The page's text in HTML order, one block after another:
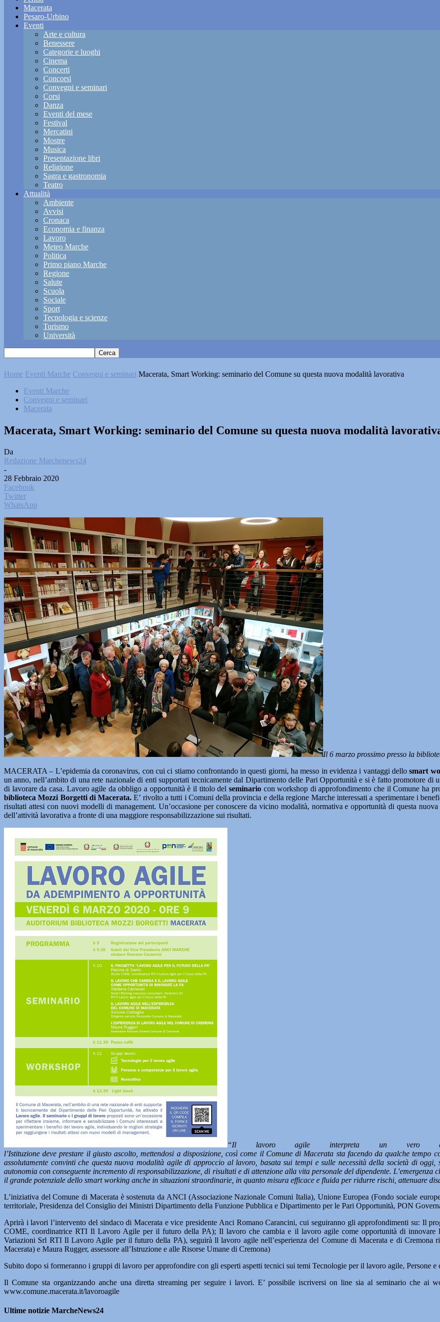
Macerata
Pesaro-Urbino
Eventi
Arte e cultura
Benessere
Categorie e luoghi
Cinema
Concerti
Concorsi
Convegni e seminari
Corsi
Danza
Eventi del mese
Festival
Mercatini
Mostre
Musica
Presentazione libri
Religione
Sagra e gastronomia
Teatro
Attualità
Ambiente
Avvisi
Cronaca
Economia e finanza
Lavoro
Meteo Marche
Politica
Primo piano Marche
Regione
Salute
Scuola
Sociale
Sport
Tecnologia e scienze
Turismo
Università
Home Eventi Marche Convegni e seminari Macerata, Smart Working: seminario del Comune su questa nuova modalità lavorativa
Eventi Marche
Convegni e seminari
Macerata
Macerata, Smart Working: seminario del Comune su questa nuova modalità
Da
Redazione Marchenews24
-
28 Febbraio 2020
Facebook
Twitter
WhatsApp
Il 6 marzo prossimo presso la
MACERATA – L’epidemia da coronavirus, con cui ci stiamo confrontando in questi giorni, ha messo in evidenza i vantaggi dellosmart
un anno, nell’ambito di una rete nazionale di enti supportati tecnicamente dal Dipartimento delle Pari Opportunità e si è fatto promotore
di lavorare da casa. Lavoro agile da obbligo a opportunità è il titolo del seminariocon workshop di approfondimento che il Comune ha
biblioteca Mozzi Borgetti di Macerata. E’ rivolto a tutti i Comuni della provincia e della regione Marche interessati a sperimentare i
risultati attesi con nuovi modelli di management. Un’occasione per conoscere da vicino modalità, normativa e opportunità di questa
dell’attività lavorativa a fronte di una maggiore responsabilizzazione sui risultati.
“Il lavoro agile interpreta un vero e
l’Istituzione deve prestare il giusto ascolto, mettendosi a disposizione, così come il Comune di Macerata sta facendo da qualche tempo
assolutamente convinti che questa nuova modalità agile di approccio al lavoro, basata sui tempi e sulle necessità della società di
autonomia con conseguente incremento di responsabilizzazione, di risultati e di attenzione alla vita personale del dipendente. L’emergenza
il grande potenziale dello smart working anche in situazioni straordinarie, in quanto misura efficace e fluida per ridurre rischi, attenuare
L’iniziativa del Comune di Macerata è sostenuta da ANCI (Associazione Nazionale Comuni Italia), Unione Europea (Fondo sociale
territoriale, Presidenza del Consiglio dei Ministri Dipartimento della Funzione Pubblica e Dipartimento per le Pari Opportunità, PON
Aprirà i lavori l’intervento del sindaco di Macerata e vice presidente Anci Romano Carancini, cui seguiranno gli approfondimenti su: Il
COME, coordinatrice RTI Il Lavoro Agile per il futuro della PA); Il lavoro che cambia e il lavoro agile come opportunità di innovare
Variazioni Srl RTI Il Lavoro Agile per il futuro della PA), seguirà ll lavoro agile nell’esperienza del Comune di Macerata e di Cremona
Macerata) e Maura Rugger, assessore all’Istruzione e alle Risorse Umane di Cremona)
Subito dopo si formeranno i gruppi di lavoro per approfondire con gli esperti aspetti tecnici sui temi Tecnologie per il lavoro agile, Persone
Il Comune sta organizzando anche una diretta streaming per seguire i lavori. E’ possibile iscriversi on line sia al seminario che ai
www.comune.macerata.it/lavoroagile
Ultime notizie MarcheNews24